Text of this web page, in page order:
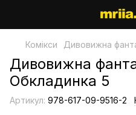
Комікси Дивовижна
Дивовижна
Обкладинка 5
Артикул: 978-617-09-9516-2